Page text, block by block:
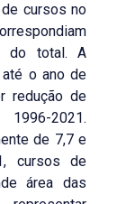
cursos no
do total. A
até o ano de
redução de
2021.
de 7,7 e
cursos de
área das